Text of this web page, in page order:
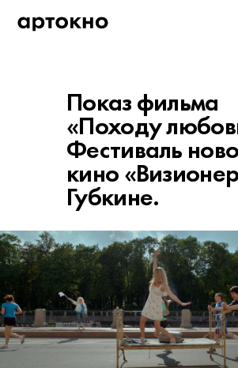
Показ фильма
«Походу
Фестиваль
кино
Губкине.